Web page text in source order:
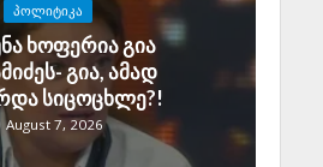
ᲞᲝᲚᲘᲢᲘᲙᲐ
ხოფერია გია
გია, ამად
სიცოცხლე?!
August 7, 2026